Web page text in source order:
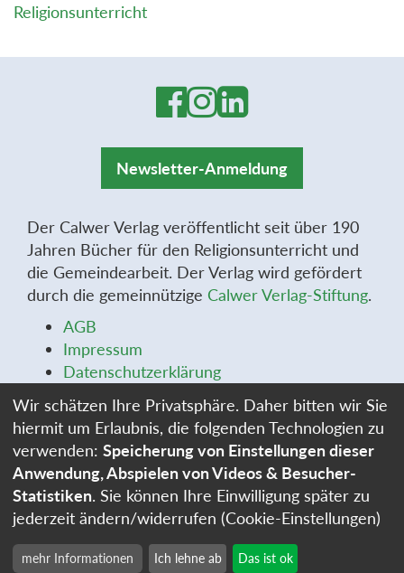
Religionsunterricht
Newsletter-Anmeldung
Der Calwer Verlag veröffentlicht seit über 190
Jahren Bücher für den Religionsunterricht und
die Gemeindearbeit. Der Verlag wird gefördert
durch die gemeinnützige Calwer Verlag-Stiftung.
AGB
Impressum
Datenschutzerklärung
Widerrufsbelehrung
Widerrufsformular
Stellenangebote
Cookie-Einstellungen
Wir schätzen Ihre Privatsphäre. Daher bitten wir Sie
hiermit um Erlaubnis, die folgenden Technologien zu
verwenden: Speicherung von Einstellungen dieser
Anwendung, Abspielen von Videos & Besucher-
Statistiken. Sie können Ihre Einwilligung später zu
jederzeit ändern/widerrufen (Cookie-Einstellungen)
mehr Informationen Ich lehne ab Das ist ok